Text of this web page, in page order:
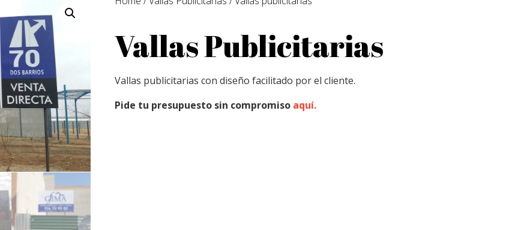
Vallas Publicitarias
Vallas publicitarias con diseño facilitado por el cliente.
Pide tu presupuesto sin compromiso aquí.